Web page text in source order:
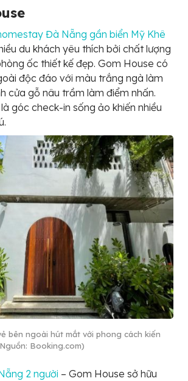
Đà Nẵng gần biển Mỹ Khê
du khách yêu thích bởi chất lượng
ốc thiết kế đẹp. Gom House có
độc đáo với màu trắng ngà làm
cửa gỗ nâu trầm làm điểm nhấn.
góc check-in sống ảo khiến nhiều
bên ngoài hút mắt với phong cách kiến
Booking.com)
2 người – Gom House sở hữu